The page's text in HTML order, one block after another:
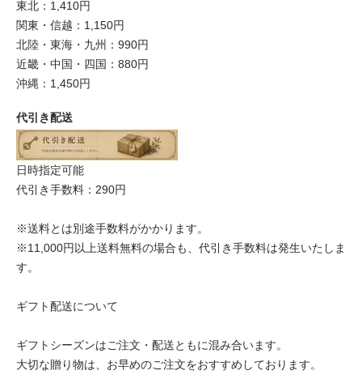
東北：1,410円
関東・信越：1,150円
北陸・東海・九州：990円
近畿・中国・四国：880円
沖縄：1,450円
代引き配送
日時指定可能
代引き手数料：290円
※送料とは別途手数料がかかります。
※11,000円以上送料無料の場合も、代引き手数料は発生いたしま
す。
ギフト配送について
ギフトシーズンはご注文・配送ともに混み合います。
大切な贈り物は、お早めのご注文をおすすめしております。